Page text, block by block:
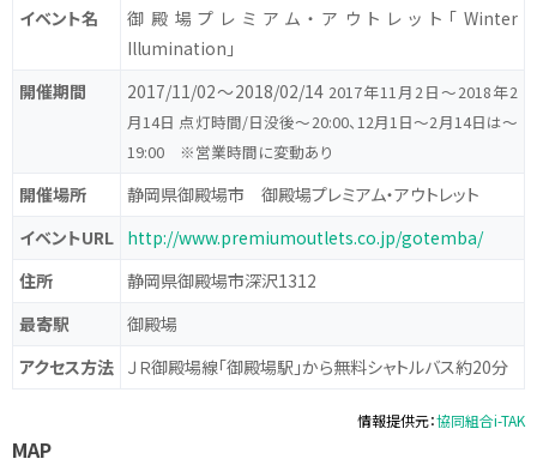
イベント名
御殿場プレミアム・アウトレット「Winter
Illumination」
開催期間
2017/11/02〜2018/02/14 2017年11月2日～2018年2
月14日 点灯時間/日没後～20:00、12月1日～2月14日は～
19:00 ※営業時間に変動あり
開催場所
静岡県御殿場市 御殿場プレミアム・アウトレット
イベントURL http://www.premiumoutlets.co.jp/gotemba/
住所
静岡県御殿場市深沢1312
最寄駅
御殿場
アクセス方法 ＪＲ御殿場線「御殿場駅」から無料シャトルバス約20分
情報提供元：協同組合i-TAK
MAP